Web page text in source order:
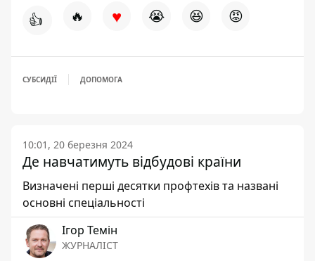
👍 🔥 ♥ 😭 😆 😡
СУБСИДІЇ ДОПОМОГА
10:01, 20 березня 2024
Де навчатимуть відбудові країни
Визначені перші десятки профтехів та названі
основні спеціальності
Ігор Темін
ЖУРНАЛІСТ